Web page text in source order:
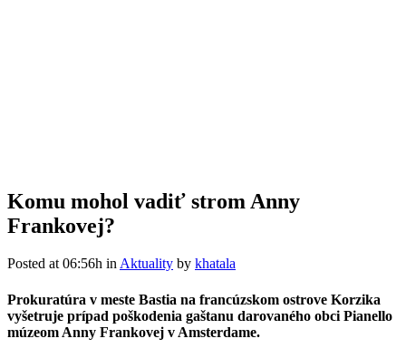
Komu mohol vadiť strom Anny
Frankovej?
Posted at 06:56h inAktuality by khatala
Prokuratúra v meste Bastia na francúzskom ostrove Korzika
vyšetruje prípad poškodenia gaštanu darovaného obci Pianello
múzeom Anny Frankovej v Amsterdame.